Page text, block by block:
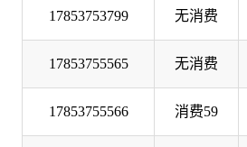
17853753799 无消费
17853755565 无消费
17853755566 消费59